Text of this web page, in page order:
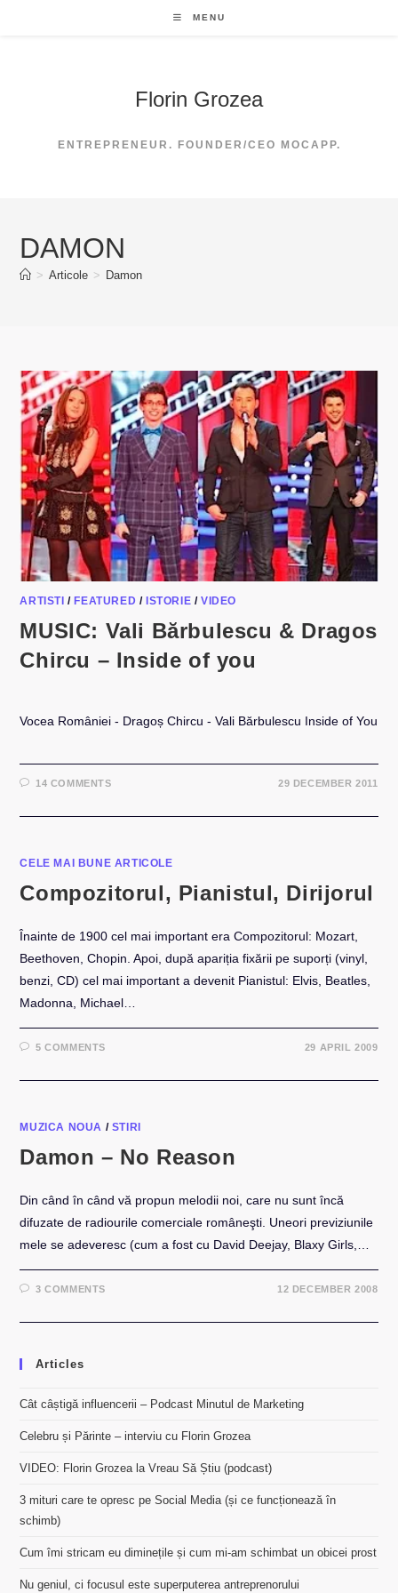
MENU
Florin Grozea
ENTREPRENEUR. FOUNDER/CEO MOCAPP.
DAMON
> Articole > Damon
ARTISTI / FEATURED / ISTORIE /VIDEO
MUSIC: Vali Bărbulescu & Dragos
Chircu – Inside of you
Vocea României - Dragoș Chircu - Vali Bărbulescu Inside of You
14 COMMENTS 29 DECEMBER 2011
CELE MAI BUNE ARTICOLE
Compozitorul, Pianistul, Dirijorul
Înainte de 1900 cel mai important era Compozitorul: Mozart,
Beethoven, Chopin. Apoi, după apariția fixării pe suporți (vinyl,
benzi, CD) cel mai important a devenit Pianistul: Elvis, Beatles,
Madonna, Michael…
5 COMMENTS 29 APRIL 2009
MUZICA NOUA / STIRI
Damon – No Reason
Din când în când vă propun melodii noi, care nu sunt încă
difuzate de radiourile comerciale româneşti. Uneori previziunile
mele se adeveresc (cum a fost cu David Deejay, Blaxy Girls,…
3 COMMENTS 12 DECEMBER 2008
Articles
Cât câștigă influencerii – Podcast Minutul de Marketing
Celebru și Părinte – interviu cu Florin Grozea
VIDEO: Florin Grozea la Vreau Să Știu (podcast)
3 mituri care te opresc pe Social Media (și ce funcționează în
schimb)
Cum îmi stricam eu diminețile și cum mi-am schimbat un obicei prost
Nu geniul, ci focusul este superputerea antreprenorului